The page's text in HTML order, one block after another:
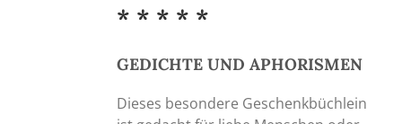
* * * * *
GEDICHTE UND APHORISMEN
Dieses besondere Geschenkbüchlein